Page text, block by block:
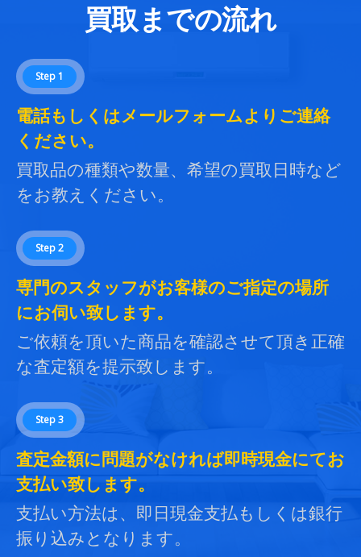
買取までの流れ
Step 1
電話もしくはメールフォームよりご連絡
ください。
買取品の種類や数量、希望の買取日時など
をお教えください。
Step 2
専門のスタッフがお客様のご指定の場所
にお伺い致します。
ご依頼を頂いた商品を確認させて頂き正確
な査定額を提示致します。
Step 3
査定金額に問題がなければ即時現金にてお
支払い致します。
支払い方法は、即日現金支払もしくは銀行
振り込みとなります。